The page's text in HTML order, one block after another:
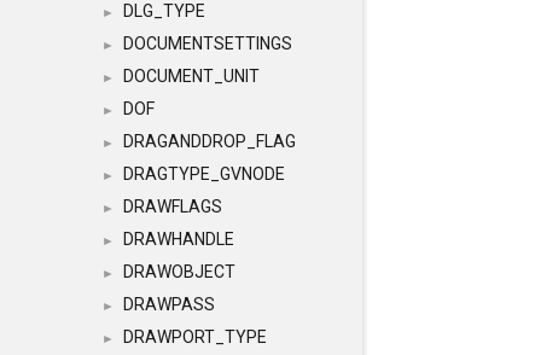
► DLG_TYPE
► DOCUMENTSETTINGS
► DOCUMENT_UNIT
► DOF
► DRAGANDDROP_FLAG
► DRAGTYPE_GVNODE
► DRAWFLAGS
► DRAWHANDLE
► DRAWOBJECT
► DRAWPASS
► DRAWPORT_TYPE